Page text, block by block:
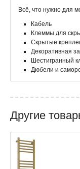
Всё, что нужно для
Кабель
Клеммы для
Скрытые
Декоративная
Шестигранный
Дюбели и
Другие